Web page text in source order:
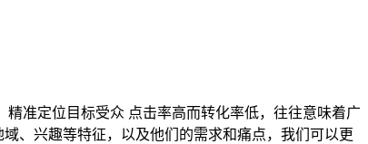
准定位目标受众 点击率高而转化率低，往往意味着广
、兴趣等特征，以及他们的需求和痛点，我们可以更